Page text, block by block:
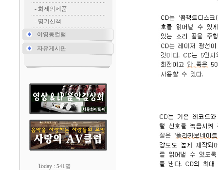
- 화제의제품
- 명기산책
이영동컬럼
자유게시판
Today : 541 명